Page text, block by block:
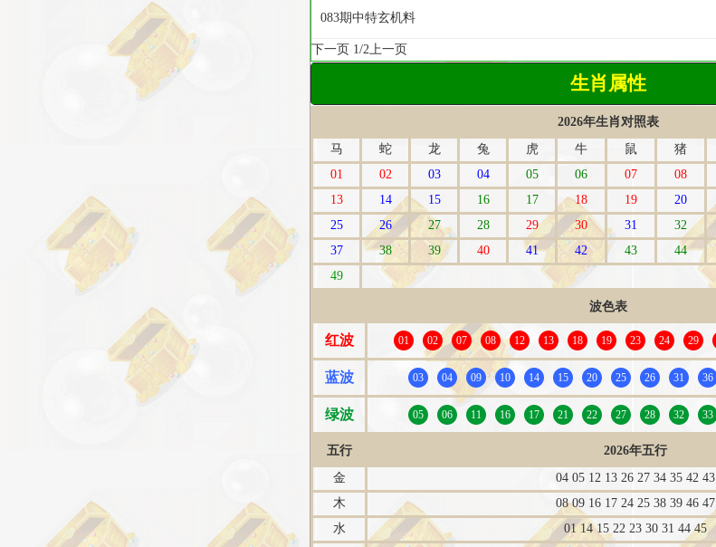
083期中特玄机料
下一页 1/2上一页
生肖属性
2026年生肖对照表
马
蛇 龙 兔 虎 牛 鼠 猪
01
02 03 04 05 06 07 08
13
14 15 16 17 18 19 20
25
26 27 28 29 30 31 32
37
38 39 40 41 42 43 44
49
波色表
红波 01 02 07 08 12 13 18 19 23 24 29
蓝波 03 04 09 10 14 15 20 25 26 31 36
绿波 05 06 11 16 17 21 22 27 28 32 33
五行
2026年五行
金
04 05 12 13 26 27 34 35 42 43
木
08 09 16 17 24 25 38 39 46 47
水
01 14 15 22 23 30 31 44 45